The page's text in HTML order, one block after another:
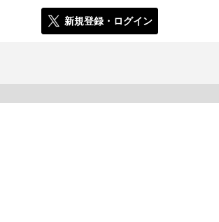
新規登録・ログイン